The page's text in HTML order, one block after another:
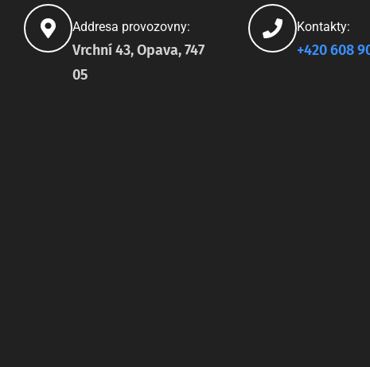
Addresa provozovny:
Vrchní 43, Opava, 747
05
Kontakty:
+420 608